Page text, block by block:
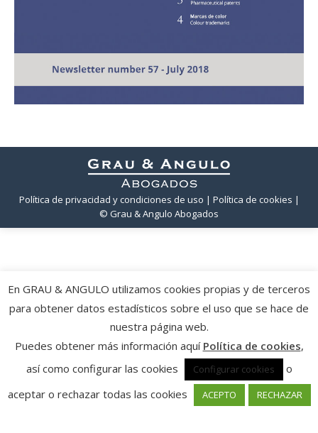
Política de privacidad y condiciones de uso | Política de cookies |
© Grau & Angulo Abogados
En GRAU & ANGULO utilizamos cookies propias y de terceros
para obtener datos estadísticos sobre el uso que se hace de
nuestra página web.
Puedes obtener más información aquí Política de cookies,
así como configurar las cookies
Configurar cookies
o
aceptar o rechazar todas las cookies
ACEPTO RECHAZAR